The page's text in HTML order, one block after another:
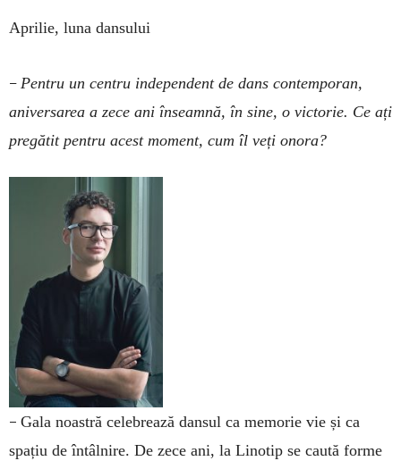
Aprilie, luna dansului
– Pentru un centru independent de dans contemporan,
aniversarea a zece ani înseamnă, în sine, o victorie. Ce ați
pregătit pentru acest moment, cum îl veți onora?
– Gala noastră celebrează dansul ca memorie vie și ca
spațiu de întâlnire. De zece ani, la Linotip se caută forme